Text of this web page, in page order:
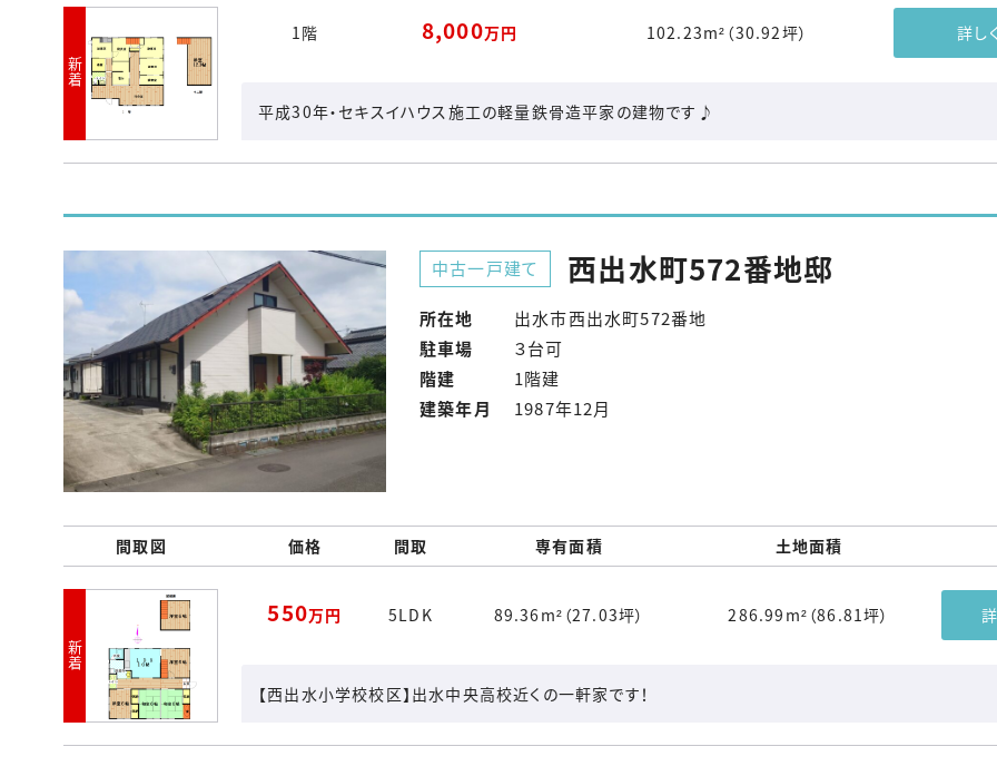
新着
1階 8,000万円 102.23m²（30.92坪） 詳し
平成30年・セキスイハウス施工の軽量鉄骨造平家の建物です♪
中古一戸建て 西出水町572番地邸
所在地
出水市西出水町572番地
駐車場
３台可
階建
1階建
建築年月
1987年12月
間取図 価格 間取 専有面積 土地面積
新着
550万円 5LDK 89.36m²（27.03坪） 286.99m²（86.81坪）
【西出水小学校校区】出水中央高校近くの一軒家です！